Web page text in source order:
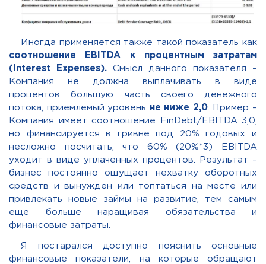
Иногда применяется также такой показатель как
соотношение
EBITDA к процентным затратам
(Interest Expenses). Смысл данного показателя –
Компания не должна выплачивать в виде
процентов большую часть своего денежного
потока, приемлемый уровень не ниже 2,0. Пример –
Компания имеет соотношение FinDebt/EBITDA 3,0,
но финансируется в гривне под 20% годовых и
несложно посчитать, что 60%(20%*3)
EBITDA
уходит в виде уплаченных процентов. Результат –
бизнес постоянно ощущает нехватку оборотных
средств и вынужден или топтаться на месте или
привлекать новые займы на развитие, тем самым
еще больше наращивая обязательства и
финансовые затраты.
Я постарался доступно пояснить основные
финансовые показатели, на которые обращают